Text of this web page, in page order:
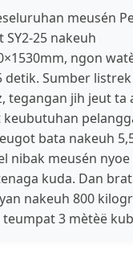
meusén
25 nakeuh
ngon
detik. Sumber
tegangan jih jeut ta
bata nakeuh
nibak meusén nyoe
kuda. Dan
nakeuh 800
teumpat 3 mètèë